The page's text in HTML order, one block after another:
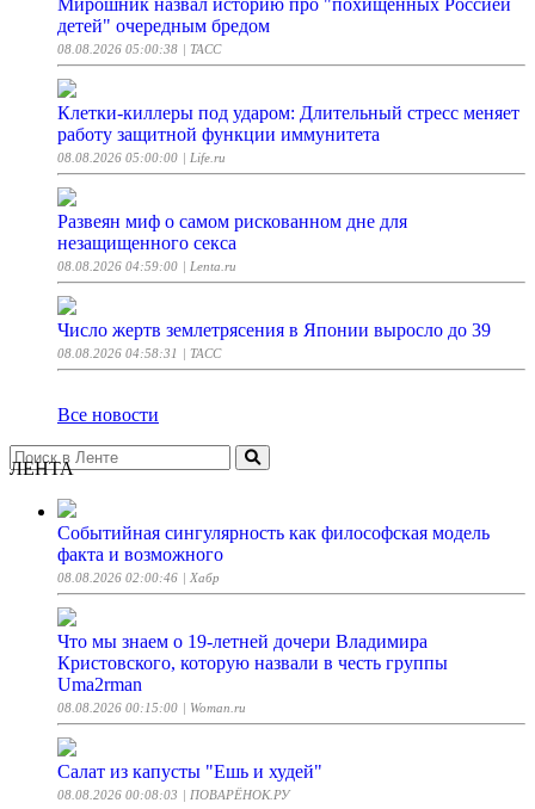
Мирошник назвал историю про "похищенных Россией
детей" очередным бредом
08.08.2026 05:00:38 | ТАСС
Клетки-киллеры под ударом: Длительный стресс меняет
работу защитной функции иммунитета
08.08.2026 05:00:00 | Life.ru
Развеян миф о самом рискованном дне для
незащищенного секса
08.08.2026 04:59:00 | Lenta.ru
Число жертв землетрясения в Японии выросло до 39
08.08.2026 04:58:31 | ТАСС
Все новости
ЛЕНТА
Событийная сингулярность как философская модель
факта и возможного
08.08.2026 02:00:46 | Хабр
Что мы знаем о 19-летней дочери Владимира
Кристовского, которую назвали в честь группы
Uma2rman
08.08.2026 00:15:00 | Woman.ru
Салат из капусты "Ешь и худей"
08.08.2026 00:08:03 | ПОВАРЁНОК.РУ